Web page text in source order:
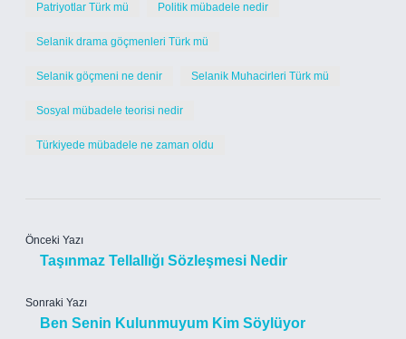
Patriyotlar Türk mü Politik mübadele nedir
Selanik drama göçmenleri Türk mü
Selanik göçmeni ne denir Selanik Muhacirleri Türk mü
Sosyal mübadele teorisi nedir
Türkiyede mübadele ne zaman oldu
Önceki Yazı
Taşınmaz Tellallığı Sözleşmesi Nedir
Sonraki Yazı
Ben Senin Kulunmuyum Kim Söylüyor